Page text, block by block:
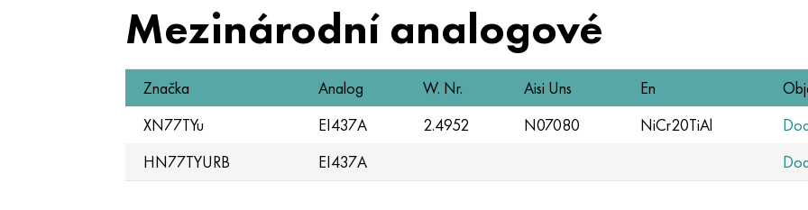
Mezinárodní analogové
Značka Analog W. Nr. Aisi Uns En
XN77TYu
EI437A 2.4952 N07080 NiCr20TiAl
HN77TYURB
EI437A